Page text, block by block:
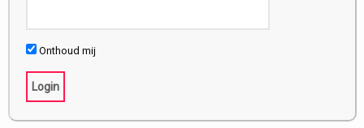
Onthoud mij